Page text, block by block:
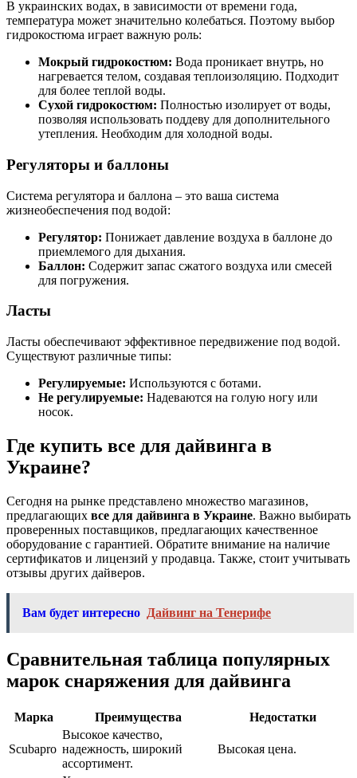
В украинских водах, в зависимости от времени года,
температура может значительно колебаться. Поэтому выбор
гидрокостюма играет важную роль:
Мокрый гидрокостюм: Вода проникает внутрь, но
нагревается телом, создавая теплоизоляцию. Подходит
для более теплой воды.
Сухой гидрокостюм: Полностью изолирует от воды,
позволяя использовать поддеву для дополнительного
утепления. Необходим для холодной воды.
Регуляторы и баллоны
Система регулятора и баллона – это ваша система
жизнеобеспечения под водой:
Регулятор: Понижает давление воздуха в баллоне до
приемлемого для дыхания.
Баллон: Содержит запас сжатого воздуха или смесей
для погружения.
Ласты
Ласты обеспечивают эффективное передвижение под водой.
Существуют различные типы:
Регулируемые: Используются с ботами.
Не регулируемые: Надеваются на голую ногу или
носок.
Где купить все для дайвинга в
Украине?
Сегодня на рынке представлено множество магазинов,
предлагающих все для дайвинга в Украине. Важно выбирать
проверенных поставщиков, предлагающих качественное
оборудование с гарантией. Обратите внимание на наличие
сертификатов и лицензий у продавца. Также, стоит учитывать
отзывы других дайверов.
Вам будет интересно Дайвинг на Тенерифе
Сравнительная таблица популярных
марок снаряжения для дайвинга
Марка Преимущества Недостатки
Scubapro
Высокое качество,
надежность, широкий
ассортимент.
Высокая цена.